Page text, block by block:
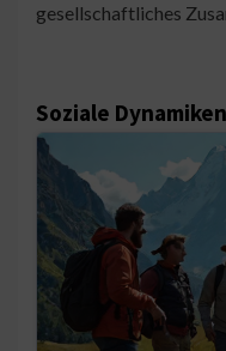
gesellschaftliches
Soziale